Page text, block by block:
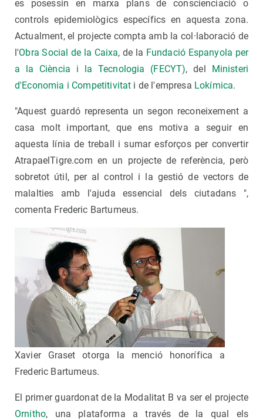
es posessin en marxa plans de conscienciació o
controls epidemiològics específics en aquesta zona.
Actualment, el projecte compta amb la col·laboració de
l'Obra Social de la Caixa, de la Fundació Espanyola per
a la Ciència i la Tecnologia (FECYT), del Ministeri
d'Economia i Competitivitat i de l'empresa Lokímica.
"Aquest guardó representa un segon reconeixement a
casa molt important, que ens motiva a seguir en
aquesta línia de treball i sumar esforços per convertir
AtrapaelTigre.com en un projecte de referència, però
sobretot útil, per al control i la gestió de vectors de
malalties amb l'ajuda essencial dels ciutadans ",
comenta Frederic Bartumeus.
Xavier Graset otorga la menció honorífica a
Frederic Bartumeus.
El primer guardonat de la Modalitat B va ser el projecte
Ornitho, una plataforma a través de la qual els